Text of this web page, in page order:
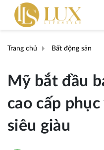
Trang chủ Bất động sản
Mỹ bắt đầu
cao cấp
siêu giàu